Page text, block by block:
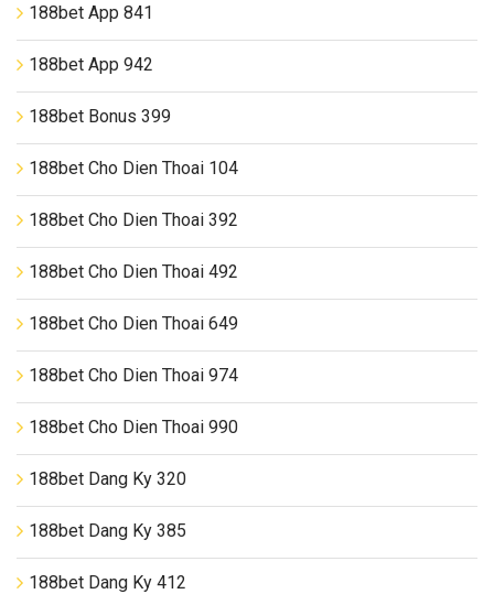
188bet App 841
188bet App 942
188bet Bonus 399
188bet Cho Dien Thoai 104
188bet Cho Dien Thoai 392
188bet Cho Dien Thoai 492
188bet Cho Dien Thoai 649
188bet Cho Dien Thoai 974
188bet Cho Dien Thoai 990
188bet Dang Ky 320
188bet Dang Ky 385
188bet Dang Ky 412